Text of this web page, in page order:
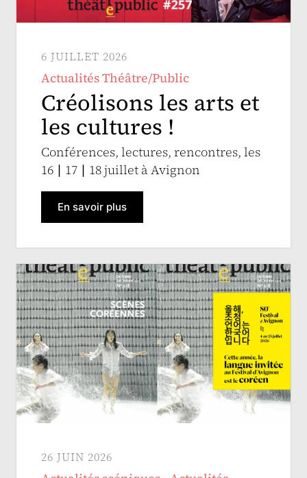
6 JUILLET 2026
Actualités Théâtre/Public
Créolisons les arts et
les cultures !
Conférences, lectures, rencontres, les
16 ∣ 17 ∣ 18 juillet à Avignon
En savoir plus
26 JUIN 2026